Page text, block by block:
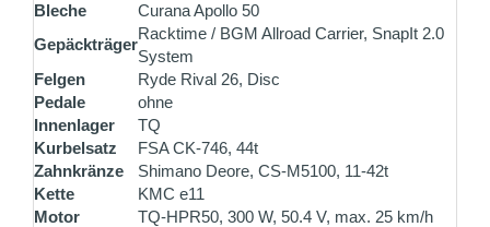
Bleche
Curana Apollo 50
Gepäckträger
Racktime / BGM Allroad Carrier, SnapIt 2.0
System
Felgen
Ryde Rival 26, Disc
Pedale
ohne
Innenlager
TQ
Kurbelsatz
FSA CK-746, 44t
Zahnkränze
Shimano Deore, CS-M5100, 11-42t
Kette
KMC e11
Motor
TQ-HPR50, 300 W, 50.4 V, max. 25 km/h